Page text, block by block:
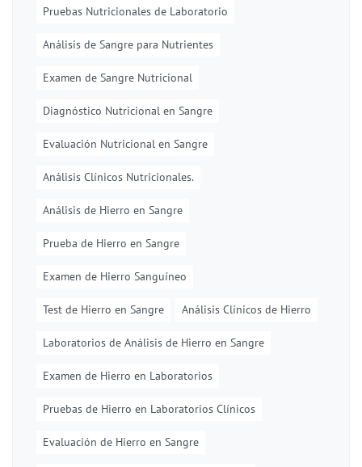
Pruebas Nutricionales de Laboratorio
Análisis de Sangre para Nutrientes
Examen de Sangre Nutricional
Diagnóstico Nutricional en Sangre
Evaluación Nutricional en Sangre
Análisis Clínicos Nutricionales.
Análisis de Hierro en Sangre
Prueba de Hierro en Sangre
Examen de Hierro Sanguíneo
Test de Hierro en Sangre Análisis Clínicos de Hierro
Laboratorios de Análisis de Hierro en Sangre
Examen de Hierro en Laboratorios
Pruebas de Hierro en Laboratorios Clínicos
Evaluación de Hierro en Sangre